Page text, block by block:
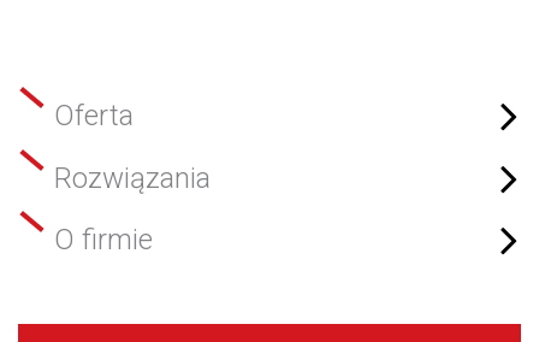
Oferta
Rozwiązania
O firmie